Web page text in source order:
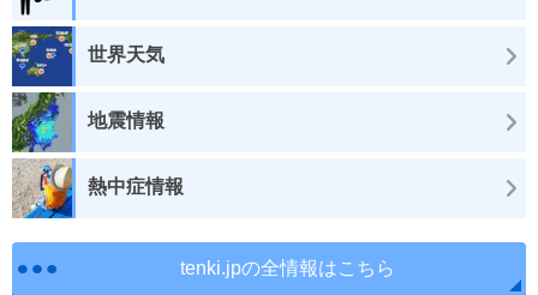
世界天気
地震情報
熱中症情報
tenki.jpの全情報はこちら